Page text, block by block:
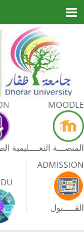
Menu
MOODLE
المنصـــة التعــــليمية
ADMISSION
القـــــبول